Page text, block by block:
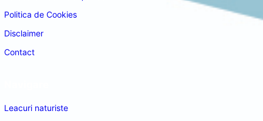
Politica de Cookies
Disclaimer
Contact
Leacuri naturiste